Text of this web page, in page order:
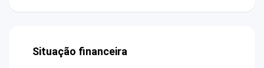
Situação financeira